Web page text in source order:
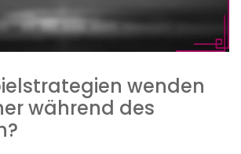
wenden
während des